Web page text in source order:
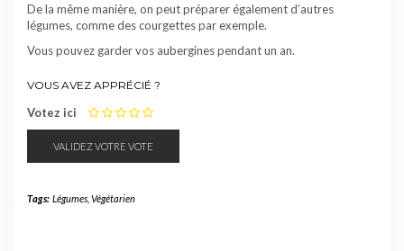
De la même manière, on peut préparer également d’autres
légumes, comme des courgettes par exemple.
Vous pouvez garder vos aubergines pendant un an.
VOUS AVEZ APPRÉCIÉ ?
Votez ici 1 2 3 4 5
Tags: Légumes, Végétarien